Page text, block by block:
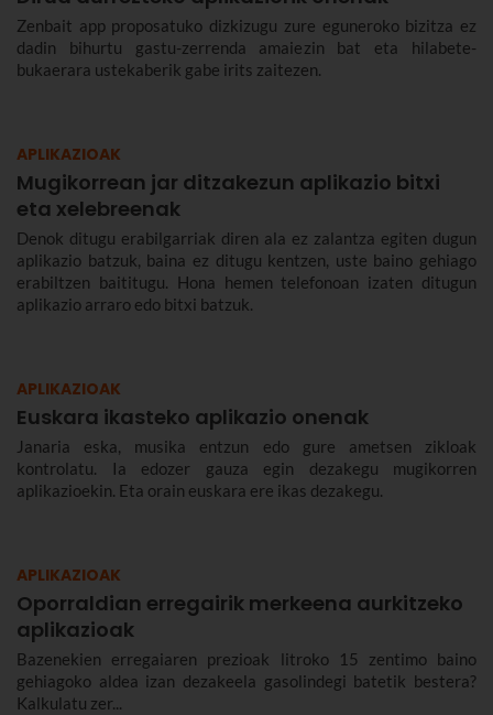
Zenbait app proposatuko dizkizugu zure eguneroko bizitza ez
dadin bihurtu gastu-zerrenda amaiezin bat eta hilabete-
bukaerara ustekaberik gabe irits zaitezen.
APLIKAZIOAK
Mugikorrean jar ditzakezun aplikazio bitxi
eta xelebreenak
Denok ditugu erabilgarriak diren ala ez zalantza egiten dugun
aplikazio batzuk, baina ez ditugu kentzen, uste baino gehiago
erabiltzen baititugu. Hona hemen telefonoan izaten ditugun
aplikazio arraro edo bitxi batzuk.
APLIKAZIOAK
Euskara ikasteko aplikazio onenak
Janaria eska, musika entzun edo gure ametsen zikloak
kontrolatu. Ia edozer gauza egin dezakegu mugikorren
aplikazioekin. Eta orain euskara ere ikas dezakegu.
APLIKAZIOAK
Oporraldian erregairik merkeena aurkitzeko
aplikazioak
Bazenekien erregaiaren prezioak litroko 15 zentimo baino
gehiagoko aldea izan dezakeela gasolindegi batetik bestera?
Kalkulatu zer...